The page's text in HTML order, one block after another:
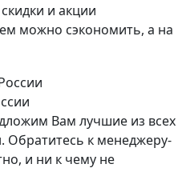
и акции
можно сэкономить, а на
Вам лучшие из всех
Обратитесь к менеджеру-
и ни к чему не